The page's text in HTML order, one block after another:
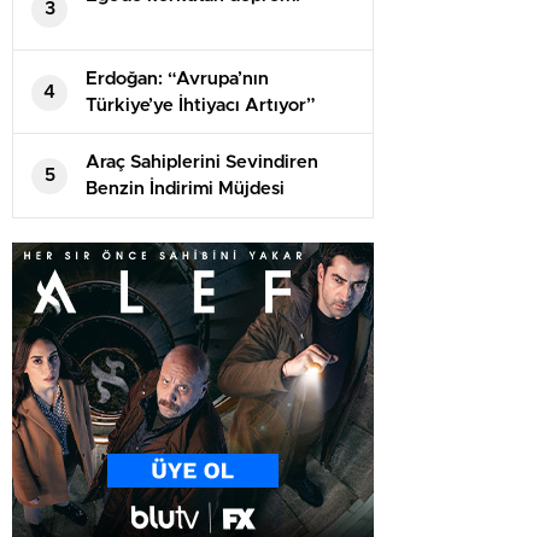
3
4
Erdoğan: “Avrupa’nın
Türkiye’ye İhtiyacı Artıyor”
5
Araç Sahiplerini Sevindiren
Benzin İndirimi Müjdesi